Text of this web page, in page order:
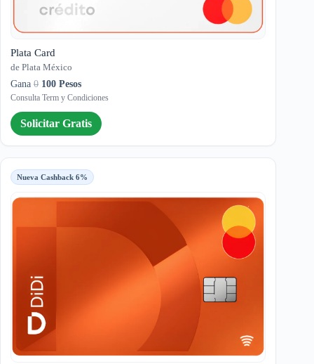
Plata Card
de Plata México
Gana 0 100 Pesos
Consulta Term y Condiciones
Solicitar Gratis
Nueva Cashback 6%